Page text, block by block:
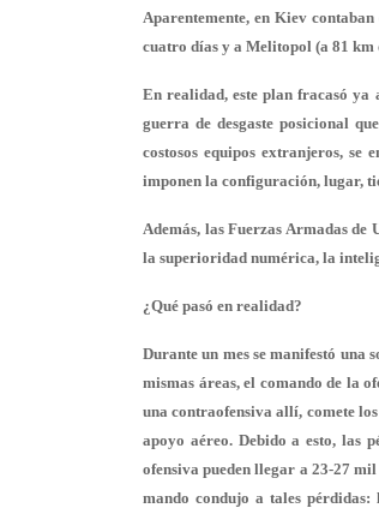
Aparentemente, en Kiev
cuatro días y a Melitopol (a 81 km
En realidad, este plan fracasó
guerra de desgaste posicional
costosos equipos extranjeros, se
imponen la configuración, lugar,
Además, las Fuerzas Armadas
la superioridad numérica, la
¿Qué pasó en realidad?
Durante un mes se manifestó una
mismas áreas, el comando de la
una contraofensiva allí, comete
apoyo aéreo. Debido a esto, las
ofensiva pueden llegar a 23-27
mando condujo a tales